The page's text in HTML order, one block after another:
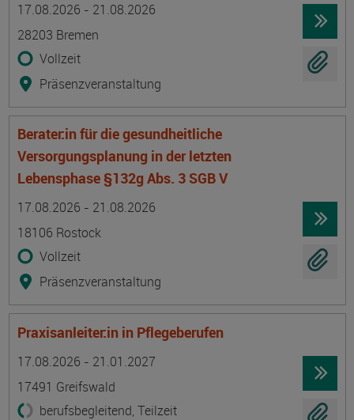
17.08.2026 - 21.08.2026
28203 Bremen
Vollzeit
Präsenzveranstaltung
Berater:in für die gesundheitliche
Versorgungsplanung in der letzten
Lebensphase §132g Abs. 3 SGB V
17.08.2026 - 21.08.2026
18106 Rostock
Vollzeit
Präsenzveranstaltung
Praxisanleiter:in in Pflegeberufen
17.08.2026 - 21.01.2027
17491 Greifswald
berufsbegleitend, Teilzeit